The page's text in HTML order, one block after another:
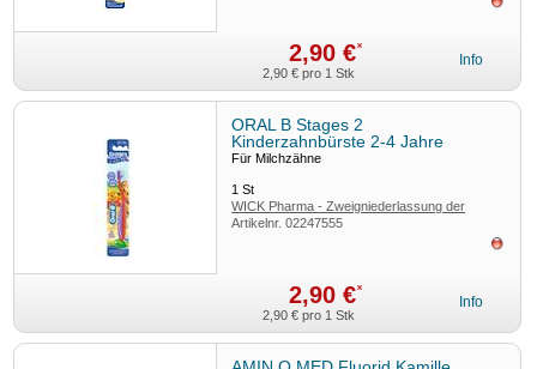
2,90 €*
2,90 € pro 1 Stk
Info
ORAL B Stages 2
Kinderzahnbürste 2-4 Jahre
Für Milchzähne
1St
WICK Pharma - Zweigniederlassung der
Procter & Gamble GmbH
Artikelnr.02247555
2,90 €*
2,90 € pro 1 Stk
Info